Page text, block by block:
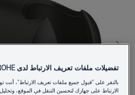
تفضيلات ملفات تعريف الارتباط لدى GROHE
بالنقر على "قبول جميع ملفات تعريف الارتباط"،
الارتباط على جهازك لتحسين التنقل في الموقع،